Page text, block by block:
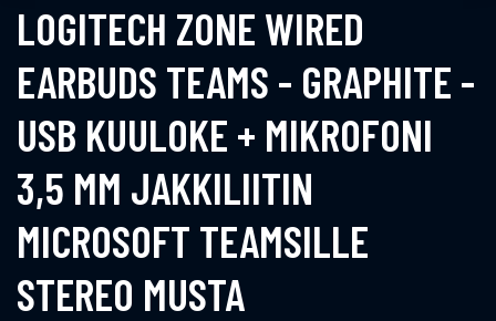
LOGITECH ZONE WIRED
EARBUDS TEAMS - GRAPHITE -
USB KUULOKE + MIKROFONI
3,5 MM JAKKILIITIN
MICROSOFT TEAMSILLE
STEREO MUSTA